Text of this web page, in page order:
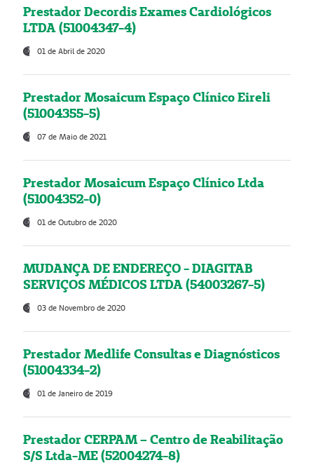
Prestador Decordis Exames Cardiológicos
LTDA (51004347-4)
01 de Abril de 2020
Prestador Mosaicum Espaço Clínico Eireli
(51004355-5)
07 de Maio de 2021
Prestador Mosaicum Espaço Clínico Ltda
(51004352-0)
01 de Outubro de 2020
MUDANÇA DE ENDEREÇO - DIAGITAB
SERVIÇOS MÉDICOS LTDA (54003267-5)
03 de Novembro de 2020
Prestador Medlife Consultas e Diagnósticos
(51004334-2)
01 de Janeiro de 2019
Prestador CERPAM – Centro de Reabilitação
S/S Ltda-ME (52004274-8)